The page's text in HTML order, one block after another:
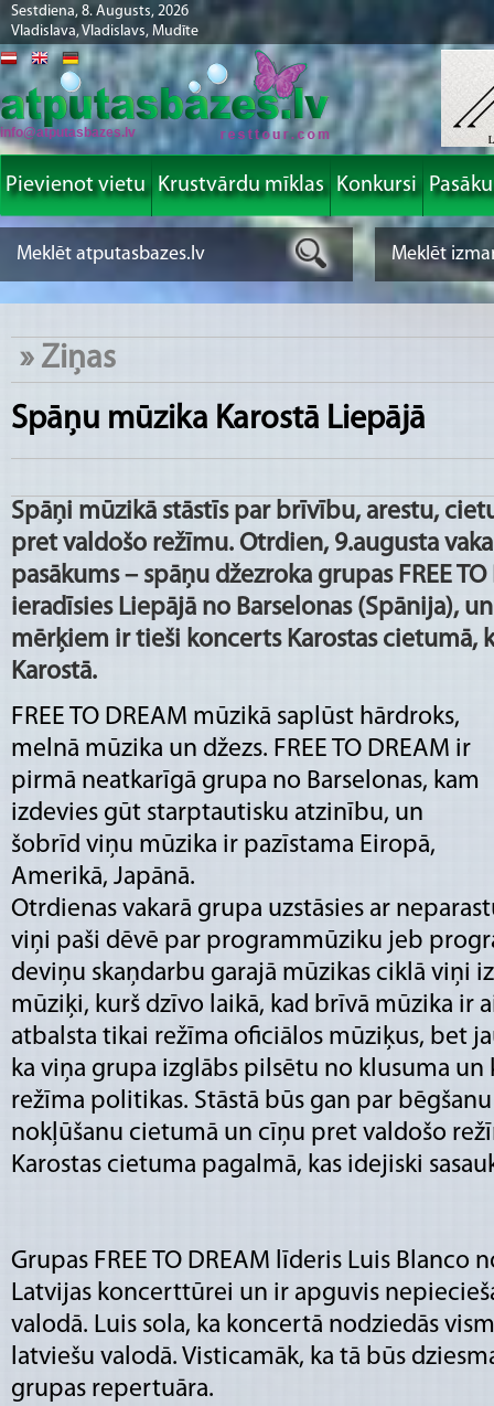
Sestdiena, 8. Augusts, 2026
Vladislava, Vladislavs, Mudīte
info@atputasbazes.lv
Pievienot vietu Krustvārdu mīklas Konkursi
» Ziņas
Spāņu mūzika Karostā Liepājā
Spāņi mūzikā stāstīs par brīvību, arestu,
pret valdošo režīmu. Otrdien, 9.augusta
pasākums – spāņu džezroka grupas FREE
ieradīsies Liepājā no Barselonas (Spānija),
mērķiem ir tieši koncerts Karostas cietumā,
Karostā.
FREE TO DREAM mūzikā saplūst hārdroks,
melnā mūzika un džezs. FREE TO DREAM ir
pirmā neatkarīgā grupa no Barselonas, kam
izdevies gūt starptautisku atzinību, un
šobrīd viņu mūzika ir pazīstama Eiropā,
Amerikā, Japānā.
Otrdienas vakarā grupa uzstāsies ar
viņi paši dēvē par programmūziku jeb
deviņu skaņdarbu garajā mūzikas ciklā viņi
mūziķi, kurš dzīvo laikā, kad brīvā mūzika ir
atbalsta tikai režīma oficiālos mūziķus, bet
ka viņa grupa izglābs pilsētu no klusuma un
režīma politikas. Stāstā būs gan par
nokļūšanu cietumā un cīņu pret valdošo
Karostas cietuma pagalmā, kas idejiski
Grupas FREE TO DREAM līderis Luis Blanco
Latvijas koncerttūrei un ir apguvis
valodā. Luis sola, ka koncertā nodziedās
latviešu valodā. Visticamāk, ka tā būs
grupas repertuāra.